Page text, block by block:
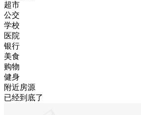
超市
公交
学校
医院
银行
美食
购物
健身
附近房源
已经到底了